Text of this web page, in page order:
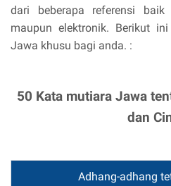
dari beberapa referensi
maupun elektronik. Berikut
Jawa khusu bagi anda. :
50 Kata mutiara Jawa
dan
Adhang-adhang